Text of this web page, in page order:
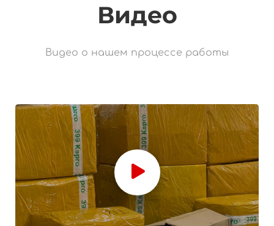
Видео
Видео о нашем процессе работы